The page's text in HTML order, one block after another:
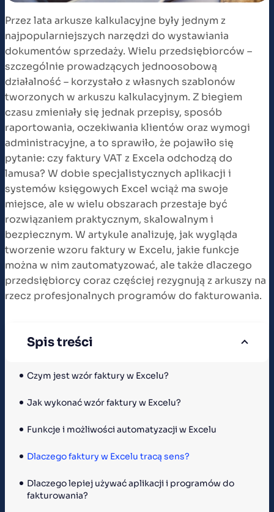
Przez lata arkusze kalkulacyjne były jednym z
najpopularniejszych narzędzi do wystawiania
dokumentów sprzedaży. Wielu przedsiębiorców –
szczególnie prowadzących jednoosobową
działalność – korzystało z własnych szablonów
tworzonych w arkuszu kalkulacyjnym. Z biegiem
czasu zmieniały się jednak przepisy, sposób
raportowania, oczekiwania klientów oraz wymogi
administracyjne, a to sprawiło, że pojawiło się
pytanie: czy faktury VAT z Excela odchodzą do
lamusa? W dobie specjalistycznych aplikacji i
systemów księgowych Excel wciąż ma swoje
miejsce, ale w wielu obszarach przestaje być
rozwiązaniem praktycznym, skalowalnym i
bezpiecznym. W artykule analizuję, jak wygląda
tworzenie wzoru faktury w Excelu, jakie funkcje
można w nim zautomatyzować, ale także dlaczego
przedsiębiorcy coraz częściej rezygnują z arkuszy na
rzecz profesjonalnych programów do fakturowania.
Spis treści
Czym jest wzór faktury w Excelu?
Jak wykonać wzór faktury w Excelu?
Funkcje i możliwości automatyzacji w Excelu
Dlaczego faktury w Excelu tracą sens?
Dlaczego lepiej używać aplikacji i programów do
fakturowania?